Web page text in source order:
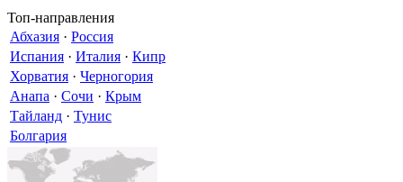
Топ-направления
Абхазия · Россия
Испания · Италия · Кипр
Хорватия · Черногория
Анапа · Сочи · Крым
Тайланд · Тунис
Болгария